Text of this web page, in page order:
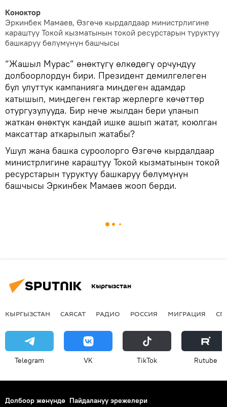
Коноктор
Эркинбек Мамаев, Өзгөчө кырдалдаар министрлигине
караштуу Токой кызматынын токой ресурстарын туруктуу
башкаруу бөлүмүнүн башчысы
“Жашыл Мурас” өнөктүгү өлкөдөгү орчундуу
долбоорлордун бири. Президент демилгелеген
бул улуттук кампанияга миңдеген адамдар
катышып, миңдеген гектар жерлерге көчөттөр
отургузулууда. Бир нече жылдан бери уланып
жаткан өнөктүк кандай ишке ашып жатат, коюлган
максаттар аткарылып жатабы?
Ушул жана башка суроолорго Өзгөчө кырдалдаар
министрлигине караштуу Токой кызматынын токой
ресурстарын туруктуу башкаруу бөлүмүнүн
башчысы Эркинбек Мамаев жооп берди.
Кыргызстан
КЫРГЫЗСТАН САЯСАТ РАДИО РОССИЯ МИГРАЦИЯ
Telegram VK ТikТоk Rutube
Долбоор жөнүндө Пайдалануу эрежелери